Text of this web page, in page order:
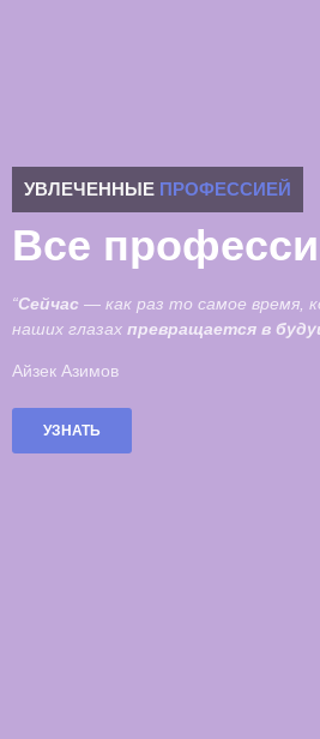
УВЛЕЧЕННЫЕ ПРОФЕССИЕЙ
Все
“Сейчас — как раз то самое время,
наших глазах превращается в
Айзек Азимов
УЗНАТЬ